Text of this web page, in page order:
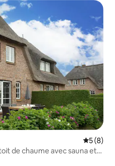
5 (8)
de chaume avec sauna et